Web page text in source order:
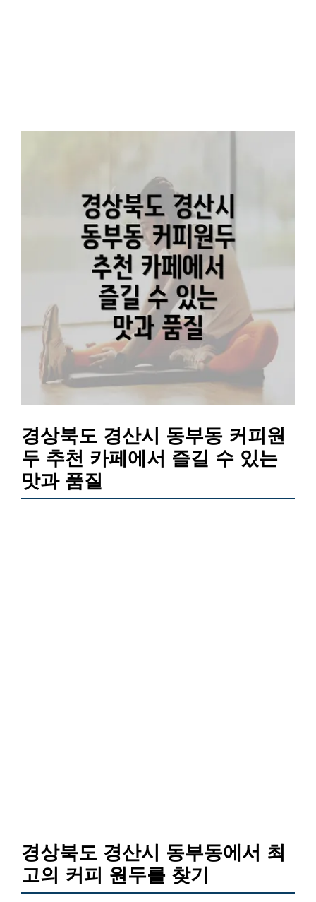
경상북도 경산시 동부동 커피원
두 추천 카페에서 즐길 수 있는
맛과 품질
경상북도 경산시 동부동에서 최
고의 커피 원두를 찾기